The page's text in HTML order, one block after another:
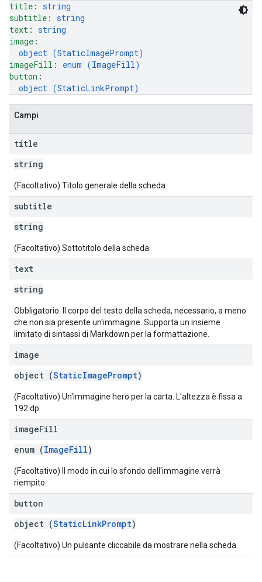
title : string
subtitle : string
text : string
image :
object (StaticImagePrompt)
imageFill : enum (ImageFill)
button :
object (StaticLinkPrompt)
Campi
title
string
(Facoltativo) Titolo generale della scheda.
subtitle
string
(Facoltativo) Sottotitolo della scheda.
text
string
Obbligatorio. Il corpo del testo della scheda, necessario, a meno
che non sia presente un'immagine. Supporta un insieme
limitato di sintassi di Markdown per la formattazione.
image
object (StaticImagePrompt)
(Facoltativo) Un'immagine hero per la carta. L'altezza è fissa a
192 dp.
imageFill
enum (ImageFill)
(Facoltativo) Il modo in cui lo sfondo dell'immagine verrà
riempito.
button
object (StaticLinkPrompt)
(Facoltativo) Un pulsante cliccabile da mostrare nella scheda.